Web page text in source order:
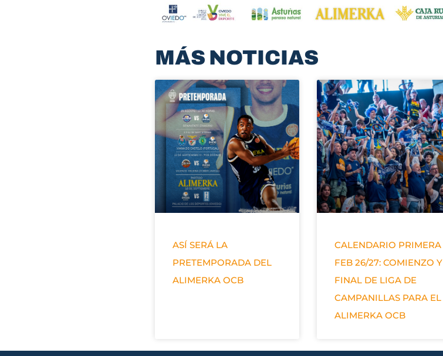
MÁS NOTICIAS
ASÍ SERÁ LA
PRETEMPORADA DEL
ALIMERKA OCB
CALENDARIO PRIMERA
FEB 26/27: COMIENZO Y
FINAL DE LIGA DE
CAMPANILLAS PARA EL
ALIMERKA OCB